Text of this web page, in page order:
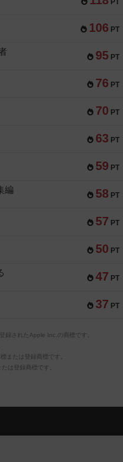
PT
106 PT
95 PT
76 PT
70 PT
63 PT
59 PT
58 PT
編
57 PT
50 PT
47 PT
37 PT
録されたApple Inc.の商標です。
または登録商標です。
は登録商標です。